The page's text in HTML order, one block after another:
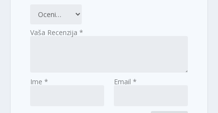
Vaša Recenzija*
Ime* Email *